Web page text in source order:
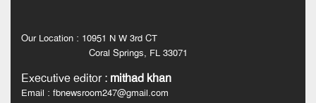
Our Location : 10951 N W 3rd CT
Coral Springs, FL 33071
Executive editor: mithad khan
Email : fbnewsroom247@gmail.com